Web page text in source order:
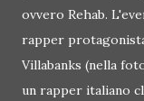
ovvero Rehab.
rapper
Villabanks (nella
un rapper italiano